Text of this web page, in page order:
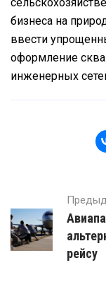
бизнеса на
ввести
оформление
инженерных
рейсу